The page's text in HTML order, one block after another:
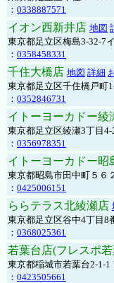
： 0338887571
イオン西新井店 地図
東京都足立区梅島3-32-7
： 0358458331
千住大橋店 地図 詳細
東京都足立区千住橋戸
： 0352846731
イトーヨーカドー綾
東京都足立区綾瀬3丁目
： 0356978351
イトーヨーカドー昭
東京都昭島市田中町５６
： 0425006151
ららテラス北綾瀬店
東京都足立区谷中4丁目8
： 0368025361
若葉台店(フレスポ
東京都稲城市若葉台2-1-1
： 0423505661